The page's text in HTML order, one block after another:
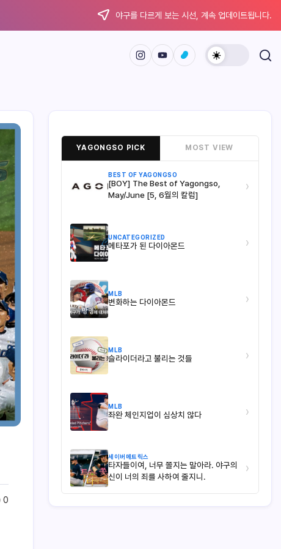
야구를 다르게 보는 시선, 계속 업데이트됩니다.
0
YAGONGSO PICK MOST VIEW
BEST OF YAGONGSO
[BOY] The Best of Yagongso,
May/June [5, 6월의 칼럼]
›
UNCATEGORIZED
메타포가 된 다이아몬드 ›
MLB
변화하는 다이아몬드 ›
MLB
슬라이더라고 불리는 것들 ›
MLB
좌완 체인지업이 심상치 않다 ›
세이버메트릭스
타자들이여, 너무 쫄지는 말아라. 야구의
신이 너의 죄를 사하여 줄지니.
›